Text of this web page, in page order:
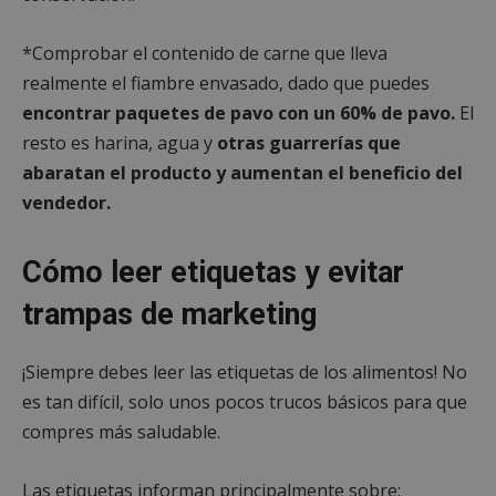
*Comprobar el contenido de carne que lleva
realmente el fiambre envasado, dado que puedes
encontrar paquetes de pavo con un 60% de pavo. El
resto es harina, agua y otras guarrerías que
abaratan el producto y aumentan el beneficio del
vendedor.
Cómo leer etiquetas y evitar
trampas de marketing
¡Siempre debes leer las etiquetas de los alimentos! No
es tan difícil, solo unos pocos trucos básicos para que
compres más saludable.
Las etiquetas informan principalmente sobre: